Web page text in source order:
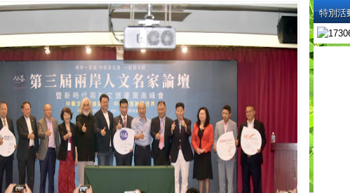
特別活